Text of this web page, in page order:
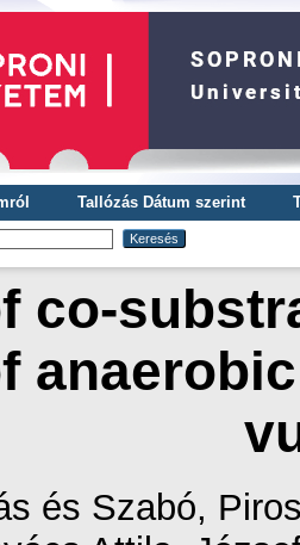
Tallózás Dátum szerint
co-
és Szabó,